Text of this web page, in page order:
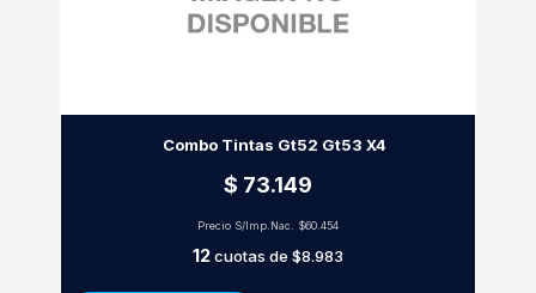
Combo Tintas Gt52 Gt53 X4
$ 73.149
Precio S/Imp.Nac. $60.454
12cuotas de $8.983